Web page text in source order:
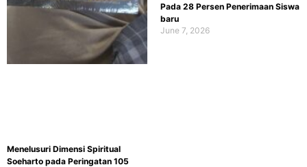
Menelusuri Dimensi Spiritual
Soeharto pada Peringatan 105
Pada 28 Persen Penerimaan Siswa
baru
June 7, 2026